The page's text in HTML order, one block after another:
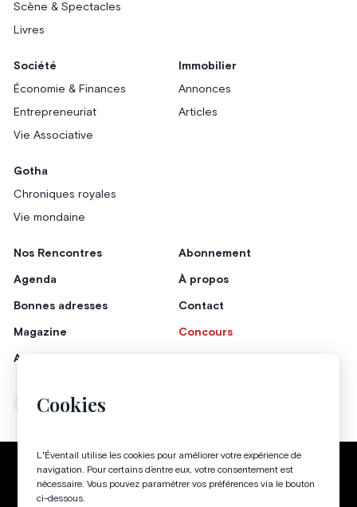
Cookies
L'Éventail utilise les cookies pour améliorer votre expérience de
navigation. Pour certains d’entre eux, votre consentement est
nécessaire. Vous pouvez paramétrer vos préférences via le bouton
ci-dessous.
Scène & Spectacles
Livres
Société
Économie & Finances
Entrepreneuriat
Vie Associative
Immobilier
Annonces
Articles
Gotha
Chroniques royales
Vie mondaine
Nos Rencontres
Agenda
Bonnes adresses
Magazine
Annonceurs
Abonnement
À propos
Contact
Concours
Instagram
Politique de confidentialité Conditions générales
Gestion des cookies